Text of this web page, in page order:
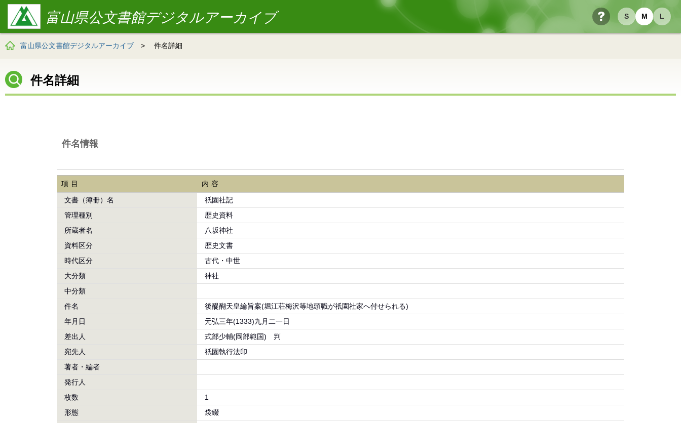
S M L
ヘルプ
富山県公文書館デジタルアーカイブ
富山県公文書館デジタルアーカイブ > 件名詳細
件名詳細
件名情報
項目
内容
文書（簿冊）名
祇園社記
管理種別
歴史資料
所蔵者名
八坂神社
資料区分
歴史文書
時代区分
古代・中世
大分類
神社
中分類
件名
後醍醐天皇綸旨案(堀江荘梅沢等地頭職が祇園社家へ付せられる)
年月日
元弘三年(1333)九月二一日
差出人
式部少輔(岡部範国) 判
宛先人
祇園執行法印
著者・編者
発行人
枚数
1
形態
袋綴